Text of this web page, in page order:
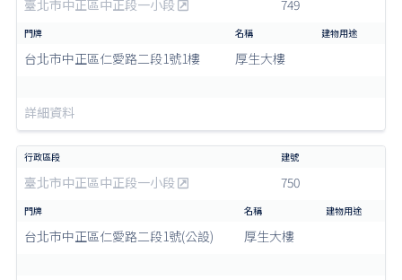
臺北市中正區中正段一小段 749
台北市中正區仁愛路二段1號1樓 厚生大樓
詳細資料
臺北市中正區中正段一小段 750
台北市中正區仁愛路二段1號(公設) 厚生大樓